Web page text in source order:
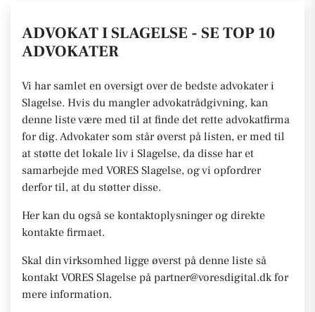
ADVOKAT I SLAGELSE - SE TOP 10
ADVOKATER
Vi har samlet en oversigt over de bedste advokater i
Slagelse. Hvis du mangler advokatrådgivning, kan
denne liste være med til at finde det rette advokatfirma
for dig. Advokater som står øverst på listen, er med til
at støtte det lokale liv i Slagelse, da disse har et
samarbejde med VORES Slagelse, og vi opfordrer
derfor til, at du støtter disse.
Her kan du også se kontaktoplysninger og direkte
kontakte firmaet.
Skal din virksomhed ligge øverst på denne liste så
kontakt VORES Slagelse på partner@voresdigital.dk for
mere information.